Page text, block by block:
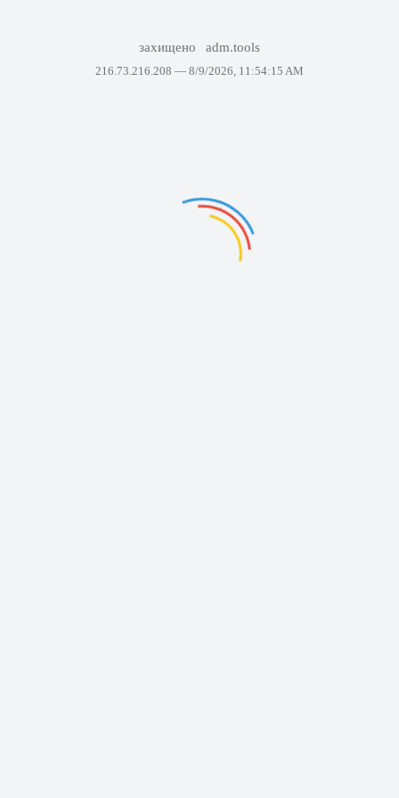
захищено adm.tools
216.73.216.208 — 8/9/2026, 11:54:15 AM